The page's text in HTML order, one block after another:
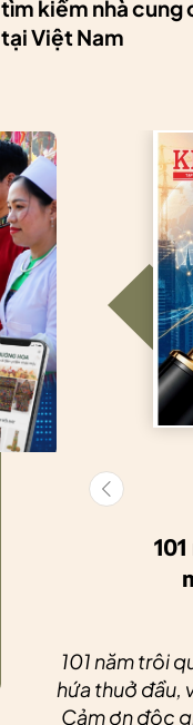
tìm kiếm nhà cung
tại Việt Nam
lực cho
nghiệp
101 năm trôi
hứa thuở đầu,
Cảm ơn độc